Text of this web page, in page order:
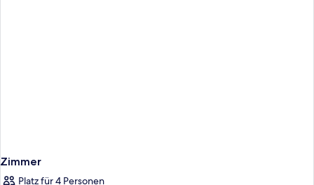
Zimmer
Platz für 4 Personen